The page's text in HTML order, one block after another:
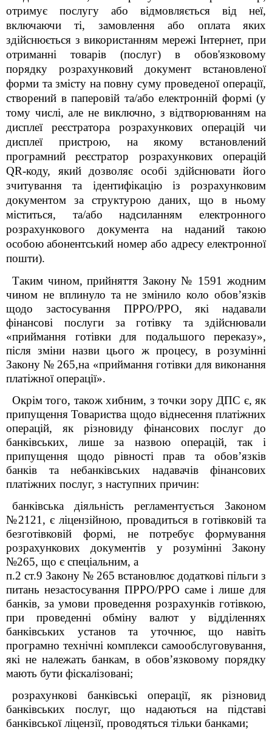
отримує послугу або відмовляється від неї,
включаючи ті, замовлення або оплата яких
здійснюється з використанням мережі Інтернет, при
отриманні товарів (послуг) в обов'язковому
порядку розрахунковий документ встановленої
форми та змісту на повну суму проведеної операції,
створений в паперовій та/або електронній формі (у
тому числі, але не виключно, з відтворюванням на
дисплеї реєстратора розрахункових операцій чи
дисплеї пристрою, на якому встановлений
програмний реєстратор розрахункових операцій
QR-коду, який дозволяє особі здійснювати його
зчитування та ідентифікацію із розрахунковим
документом за структурою даних, що в ньому
міститься, та/або надсиланням електронного
розрахункового документа на наданий такою
особою абонентський номер або адресу електронної
пошти).
Таким чином, прийняття Закону № 1591 жодним
чином не вплинуло та не змінило коло обов’язків
щодо застосування ПРРО/РРО, які надавали
фінансові послуги за готівку та здійснювали
«приймання готівки для подальшого переказу»,
після зміни назви цього ж процесу, в розумінні
Закону № 265,на «приймання готівки для виконання
платіжної операції».
Окрім того, також хибним, з точки зору ДПС є, як
припущення Товариства щодо віднесення платіжних
операцій, як різновиду фінансових послуг до
банківських, лише за назвою операцій, так і
припущення щодо рівності прав та обов’язків
банків та небанківських надавачів фінансових
платіжних послуг, з наступних причин:
банківська діяльність регламентується Законом
№2121, є ліцензійною, провадиться в готівковій та
безготівковій формі, не потребує формування
розрахункових документів у розумінні Закону
№265, що є спеціальним, а
п.2 ст.9 Закону № 265 встановлює додаткові пільги з
питань незастосування ПРРО/РРО саме і лише для
банків, за умови проведення розрахунків готівкою,
при проведенні обміну валют у відділеннях
банківських установ та уточнює, що навіть
програмно технічні комплекси самообслуговування,
які не належать банкам, в обов’язковому порядку
мають бути фіскалізовані;
розрахункові банківські операції, як різновид
банківських послуг, що надаються на підставі
банківської ліцензії, проводяться тільки банками;